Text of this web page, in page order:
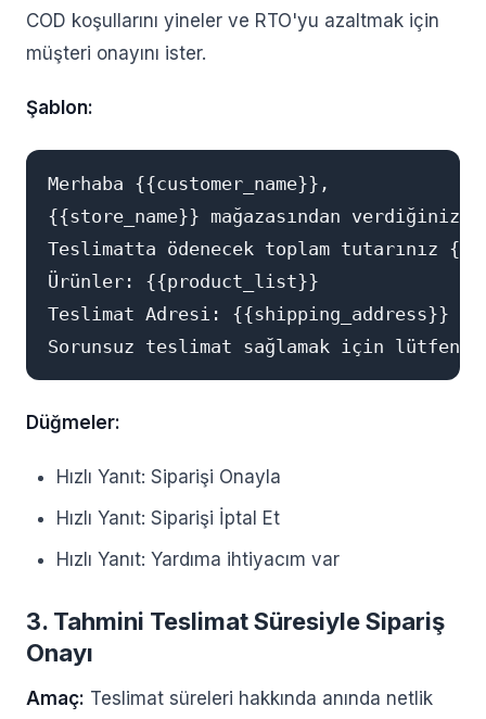
COD koşullarını yineler ve RTO'yu azaltmak için
müşteri onayını ister.
Şablon:
Merhaba {{customer_name}},
{{store_name}} mağazasından
Teslimatta ödenecek toplam tutarınız
Ürünler: {{product_list}}
Teslimat Adresi: {{shipping_address}}
Düğmeler:
Hızlı Yanıt: Siparişi Onayla
Hızlı Yanıt: Siparişi İptal Et
Hızlı Yanıt: Yardıma ihtiyacım var
3. Tahmini Teslimat Süresiyle Sipariş
Onayı
Amaç: Teslimat süreleri hakkında anında netlik